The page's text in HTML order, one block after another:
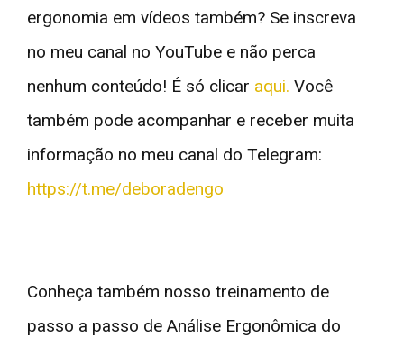
ergonomia em vídeos também? Se inscreva
no meu canal no YouTube e não perca
nenhum conteúdo! É só clicar aqui. Você
também pode acompanhar e receber muita
informação no meu canal do Telegram:
https://t.me/deboradengo
Conheça também nosso treinamento de
passo a passo de Análise Ergonômica do